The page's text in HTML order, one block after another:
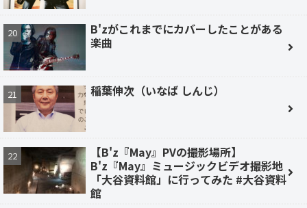
B'zがこれまでにカバーしたことがある
楽曲
稲葉伸次（いなば しんじ）
【B'z『May』PVの撮影場所】
B'z『May』ミュージックビデオ撮影地
「大谷資料館」に行ってみた #大谷資料
館